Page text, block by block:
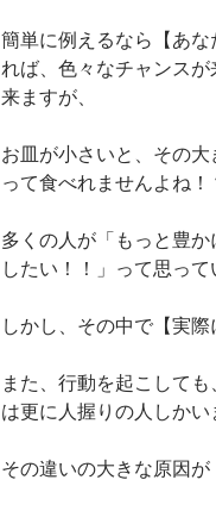
簡単に例えるなら【あ
れば、色々なチャンス
来ますが、
お皿が小さいと、その
って食べれませんよね！
多くの人が「もっと豊
したい！！」って思って
しかし、その中で【実際
また、行動を起こして
は更に人握りの人しかい
その違いの大きな原因が